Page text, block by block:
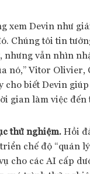
xem Devin như
Chúng tôi tin
nhưng vẫn nhìn
nó,” Vitor Olivier,
cho biết Devin
gian làm việc đến
thử nghiệm.Hồi
chế độ “quản
cho các AI cấp